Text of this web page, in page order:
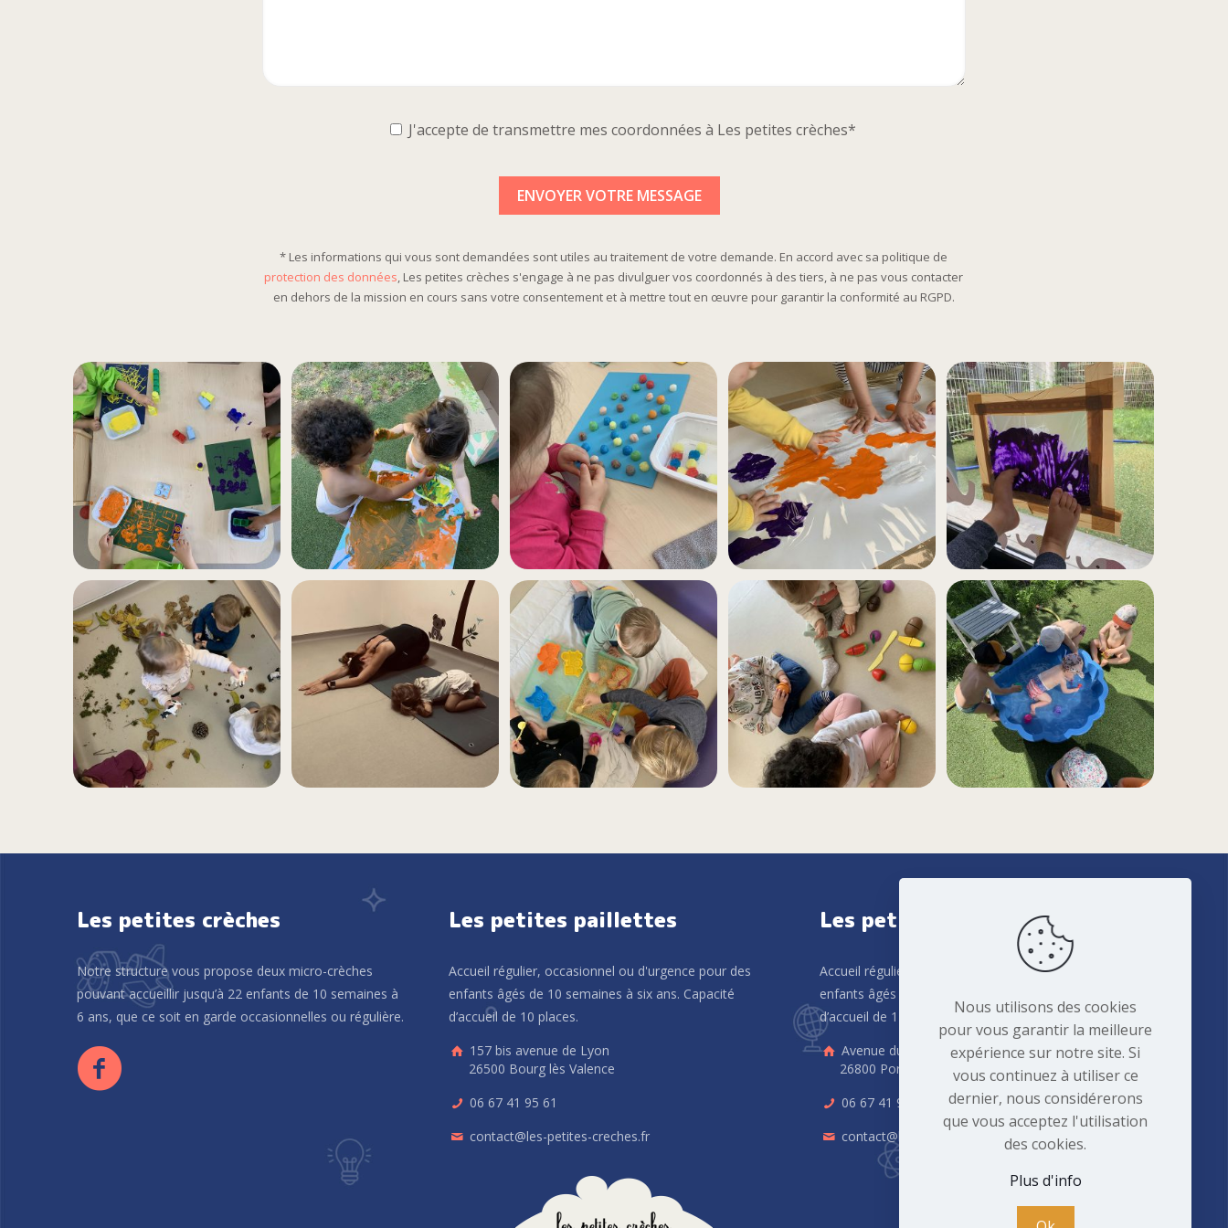
J'accepte de transmettre mes coordonnées à Les petites crèches*
* Les informations qui vous sont demandées sont utiles au traitement de votre demande. En accord avec sa politique de
protection des données, Les petites crèches s'engage à ne pas divulguer vos coordonnés à des tiers, à ne pas vous contacter
en dehors de la mission en cours sans votre consentement et à mettre tout en œuvre pour garantir la conformité au RGPD.
Les petites crèches
Notre structure vous propose deux micro-crèches
pouvant accueillir jusqu’à 22 enfants de 10 semaines à
6 ans, que ce soit en garde occasionnelles ou régulière.
Les petites paillettes
Accueil régulier, occasionnel ou d'urgence pour des
enfants âgés de 10 semaines à six ans. Capacité
d’accueil de 10 places.
157 bis avenue de Lyon
26500 Bourg lès Valence
06 67 41 95 61
contact@les-petites-creches.fr
Les petites pépites
Accueil régulier, occasionnel ou d'urgence pour des
enfants âgés de 10 semaines à six ans. Capacité
d’accueil de 12 places.
Avenue du Président Salvador Allende
26800 Portes lès Valence
06 67 41 95 61
contact@les-petites-creches.fr
Nous utilisons des cookies
pour vous garantir la meilleure
expérience sur notre site. Si
vous continuez à utiliser ce
dernier, nous considérerons
que vous acceptez l'utilisation
des cookies.
Plus d'info